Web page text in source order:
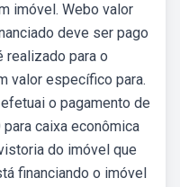
imóvel. Webo valor
deve ser pago
realizado para o
valor específico para.
o pagamento de
caixa econômica
do imóvel que
financiando o imóvel